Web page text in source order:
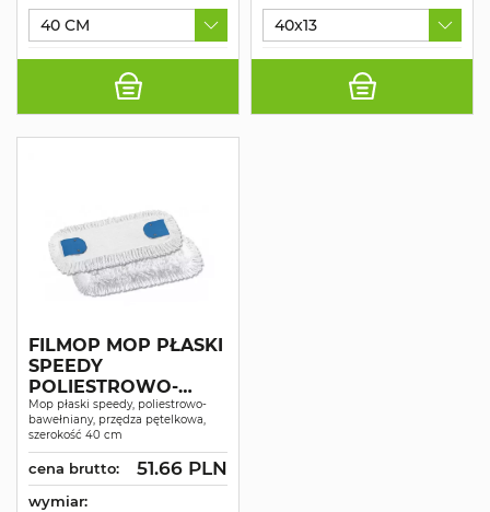
40 CM 40x13
FILMOP MOP PŁASKI
SPEEDY
POLIESTROWO-
BAWEŁNIANY
PĘTELKOWY
Mop płaski speedy, poliestrowo-
bawełniany, przędza pętelkowa,
szerokość 40 cm
cena brutto: 51.66 PLN
wymiar: